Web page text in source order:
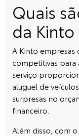
Quais
da Kinto
A Kinto empresas
competitivas para
serviço
aluguel de
surpresas no
financeiro.
Além disso, com